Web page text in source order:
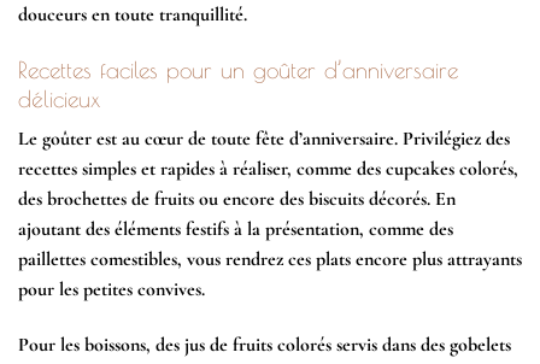
douceurs en toute tranquillité.
Recettes faciles pour un goûter d’anniversaire
délicieux
Le goûter est au cœur de toute fête d’anniversaire. Privilégiez des
recettes simples et rapides à réaliser, comme des cupcakes colorés,
des brochettes de fruits ou encore des biscuits décorés. En
ajoutant des éléments festifs à la présentation, comme des
paillettes comestibles, vous rendrez ces plats encore plus attrayants
pour les petites convives.
Pour les boissons, des jus de fruits colorés servis dans des gobelets